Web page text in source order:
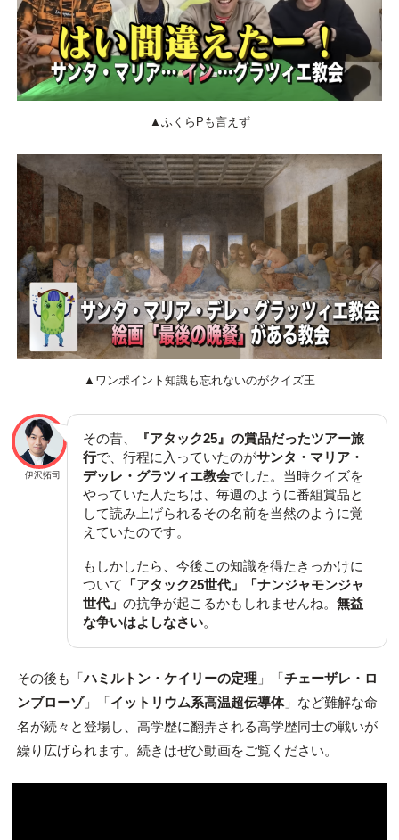
▲ふくらPも言えず
▲ワンポイント知識も忘れないのがクイズ王
伊沢拓司
その昔、
『アタック25』の賞品だったツアー旅
行で、行程に入っていたのがサンタ・マリア・
デッレ・グラツィエ教会でした。当時クイズを
やっていた人たちは、毎週のように番組賞品と
して読み上げられるその名前を当然のように覚
えていたのです。
もしかしたら、今後この知識を得たきっかけに
ついて
「アタック25世代」「ナンジャモンジャ
世代」の抗争が起こるかもしれませんね。無益
な争いはよしなさい。
その後も「ハミルトン・ケイリーの定理」「チェーザレ・ロ
ンブローゾ」「イットリウム系高温超伝導体」など難解な命
名が続々と登場し、高学歴に翻弄される高学歴同士の戦いが
繰り広げられます。続きはぜひ動画をご覧ください。